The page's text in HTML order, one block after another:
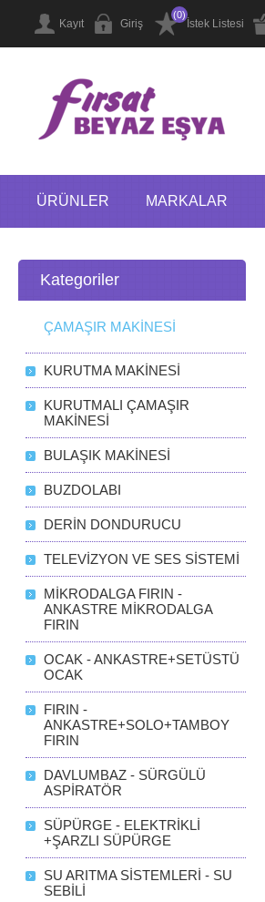
Kayıt Giriş İstek Listesi
(0)
ÜRÜNLER MARKALAR
Kategoriler
ÇAMAŞIR MAKİNESİ
KURUTMA MAKİNESİ
KURUTMALI ÇAMAŞIR
MAKİNESİ
BULAŞIK MAKİNESİ
BUZDOLABI
DERİN DONDURUCU
TELEVİZYON VE SES SİSTEMİ
MİKRODALGA FIRIN -
ANKASTRE MİKRODALGA
FIRIN
OCAK - ANKASTRE+SETÜSTÜ
OCAK
FIRIN -
ANKASTRE+SOLO+TAMBOY
FIRIN
DAVLUMBAZ - SÜRGÜLÜ
ASPİRATÖR
SÜPÜRGE - ELEKTRİKLİ
+ŞARZLI SÜPÜRGE
SU ARITMA SİSTEMLERİ - SU
SEBİLİ